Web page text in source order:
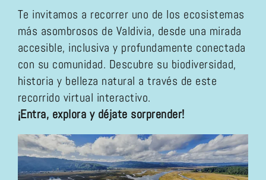
Te invitamos a recorrer uno de los ecosistemas
más asombrosos de Valdivia, desde una mirada
accesible, inclusiva y profundamente conectada
con su comunidad. Descubre su biodiversidad,
historia y belleza natural a través de este
recorrido virtual interactivo.
¡Entra, explora y déjate sorprender!